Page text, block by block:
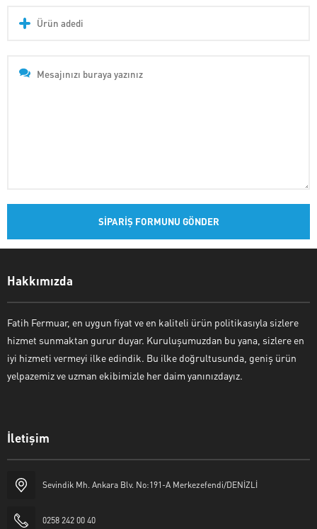
Hakkımızda
Fatih Fermuar, en uygun fiyat ve en kaliteli ürün politikasıyla sizlere
hizmet sunmaktan gurur duyar. Kuruluşumuzdan bu yana, sizlere en
iyi hizmeti vermeyi ilke edindik. Bu ilke doğrultusunda, geniş ürün
yelpazemiz ve uzman ekibimizle her daim yanınızdayız.
İletişim
Sevindik Mh. Ankara Blv. No:191-A Merkezefendi/DENİZLİ
0258 242 00 40
Fatih Fermuar